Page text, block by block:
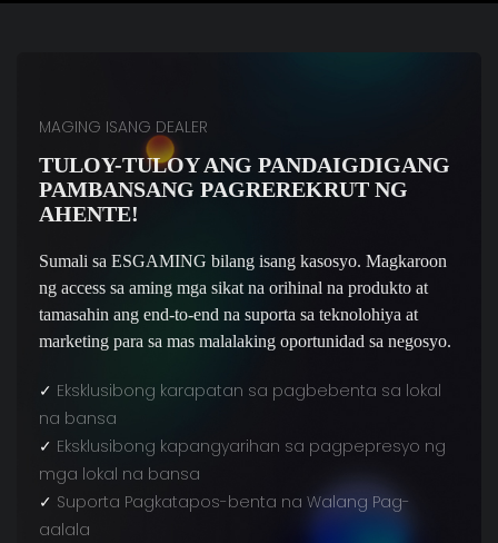
MAGING ISANG DEALER
TULOY-TULOY ANG PANDAIGDIGANG
PAMBANSANG PAGREREKRUT NG
AHENTE!
Sumali sa ESGAMING bilang isang kasosyo. Magkaroon
ng access sa aming mga sikat na orihinal na produkto at
tamasahin ang end-to-end na suporta sa teknolohiya at
marketing para sa mas malalaking oportunidad sa negosyo.
✓ Eksklusibong karapatan sa pagbebenta sa lokal
na bansa
✓ Eksklusibong kapangyarihan sa pagpepresyo ng
mga lokal na bansa
✓ Suporta Pagkatapos-benta na Walang Pag-
aalala